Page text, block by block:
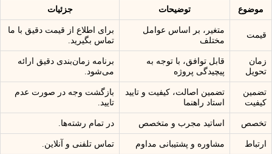
موضوع توضیحات جزئیات
قیمت
متغیر، بر اساس عوامل
مختلف
برای اطلاع از قیمت دقیق با ما
تماس بگیرید.
زمان
تحویل
قابل توافق، با توجه به
پیچیدگی پروژه
برنامه زمان‌بندی دقیق ارائه
می‌شود.
تضمین
کیفیت
تضمین اصالت، کیفیت و تایید
استاد راهنما
بازگشت وجه در صورت عدم
تایید.
تخصص اساتید مجرب و متخصص در تمام رشته‌ها.
ارتباط مشاوره و پشتیبانی مداوم تماس تلفنی و آنلاین.